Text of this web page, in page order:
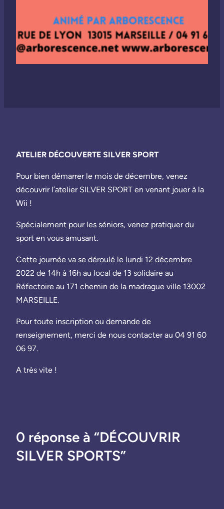
ATELIER DÉCOUVERTE SILVER SPORT
Pour bien démarrer le mois de décembre, venez
découvrir l’atelier SILVER SPORT en venant jouer à la
Wii !
Spécialement pour les séniors, venez pratiquer du
sport en vous amusant.
Cette journée va se déroulé le lundi 12 décembre
2022 de 14h à 16h au local de 13 solidaire au
Réfectoire au 171 chemin de la madrague ville 13002
MARSEILLE.
Pour toute inscription ou demande de
renseignement, merci de nous contacter au 04 91 60
06 97.
A très vite !
0 réponse à “DÉCOUVRIR
SILVER SPORTS”